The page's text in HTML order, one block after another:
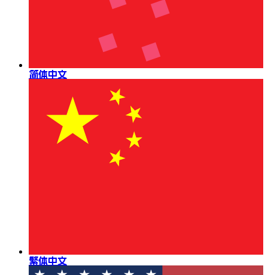
简体中文
繁体中文